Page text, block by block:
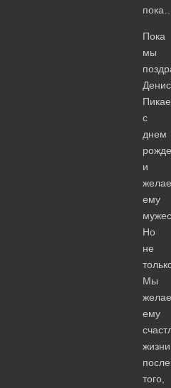
Пока
мы
с
днем
и
ему
Но
не
Мы
ему
жизни
после
того,